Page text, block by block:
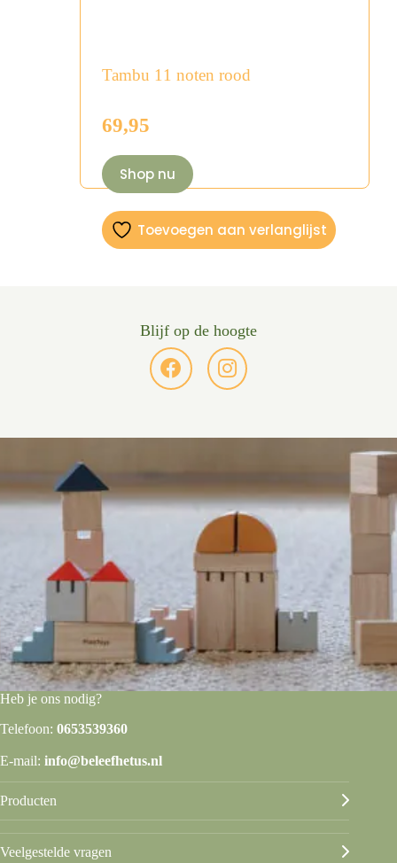
Tambu 11 noten rood
69,95
Shop nu
Toevoegen aan verlanglijst
Blijf op de hoogte
Heb je ons nodig?
Telefoon: 0653539360
E-mail: info@beleefhetus.nl
Producten
Veelgestelde vragen